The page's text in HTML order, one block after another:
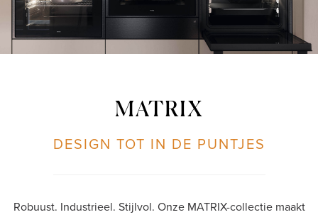
MATRIX
DESIGN TOT IN DE PUNTJES
Robuust. Industrieel. Stijlvol. Onze MATRIX-collectie maakt